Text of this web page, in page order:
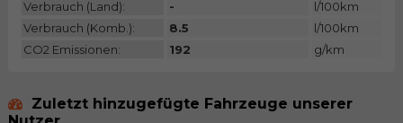
Verbrauch (Land):
-
l/100km
Verbrauch (Komb.):
8.5
l/100km
CO2 Emissionen:
192 g/km
Zuletzt hinzugefügte Fahrzeuge unserer